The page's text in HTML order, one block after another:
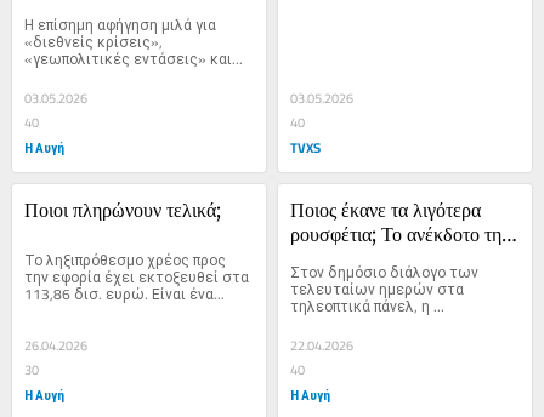
Η επίσημη αφήγηση μιλά για
«διεθνείς κρίσεις»,
«γεωπολιτικές εντάσεις» και...
03.05.2026
40
Η Αυγή
03.05.2026
40
TVXS
Ποιοι πληρώνουν τελικά;
Το ληξιπρόθεσμο χρέος προς
την εφορία έχει εκτοξευθεί στα
113,86 δισ. ευρώ. Είναι ένα...
26.04.2026
30
Η Αυγή
Ποιος έκανε τα λιγότερα
ρουσφέτια; Το ανέκδοτο της
Στον δημόσιο διάλογο των
τελευταίων ημερών στα
τηλεοπτικά πάνελ, η
αντιπαράθεση...
22.04.2026
40
Η Αυγή